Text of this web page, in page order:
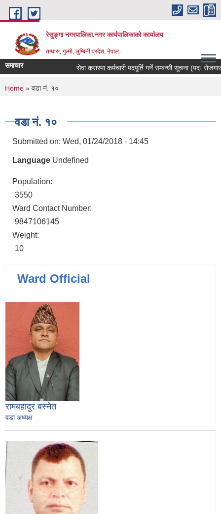
Skip to main content
रेसुङ्गा नगरपालिका,नगर कार्यपालिकाको कार्यालय
तम्घास, गुल्मी, लुम्बिनी प्रदेश, नेपाल
समाचार सेवा करारमा कर्मचारी पदपूर्ति गर्ने सम्बन्धी सूचना (पदः रोजगार
You are here
Home » वडा नं. १०
वडा नं. १०
Submitted on: Wed, 01/24/2018 - 14:45
Language Undefined
Population:
3550
Ward Contact Number:
9847106145
Weight:
10
Ward Official
रामबहादुर बस्नेत
वडा अध्यक्ष